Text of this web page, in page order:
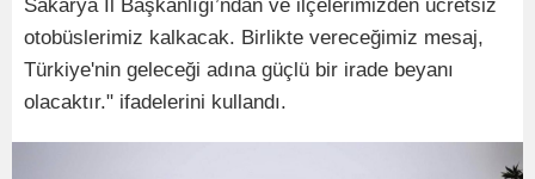
Sakarya İl Başkanlığı’ndan ve ilçelerimizden ücretsiz
otobüslerimiz kalkacak. Birlikte vereceğimiz mesaj,
Türkiye'nin geleceği adına güçlü bir irade beyanı
olacaktır." ifadelerini kullandı.